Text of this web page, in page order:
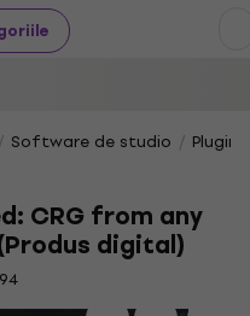
Software de studio
CRG from any
digital)